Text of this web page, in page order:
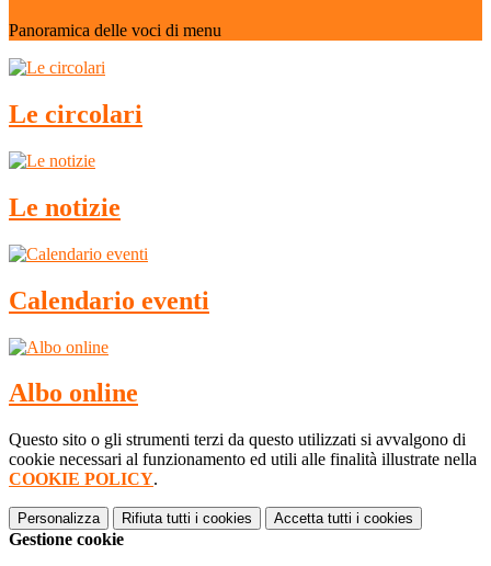
Panoramica delle voci di menu
Le circolari
Le notizie
Calendario eventi
Albo online
Questo sito o gli strumenti terzi da questo utilizzati si avvalgono di
cookie necessari al funzionamento ed utili alle finalità illustrate nella
COOKIE POLICY.
Personalizza Rifiuta tutti i cookies Accetta tutti i cookies
Gestione cookie